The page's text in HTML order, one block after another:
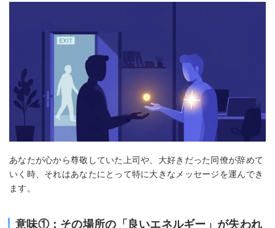
あなたが心から尊敬していた上司や、大好きだった同僚が辞めて
いく時、それはあなたにとって特に大きなメッセージを運んでき
ます。
意味①：その場所の「良いエネルギー」が失われ